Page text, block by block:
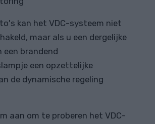
kan het VDC-systeem niet
maar als u een dergelijke
brandend
een opzettelijke
de dynamische regeling
aan om te proberen het VDC-